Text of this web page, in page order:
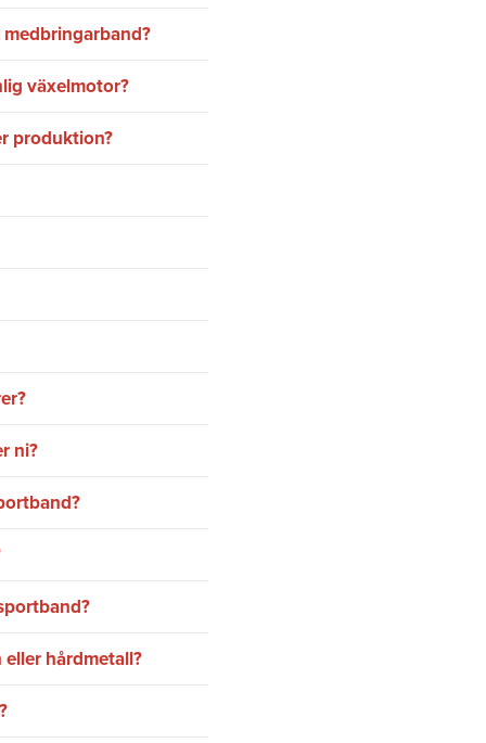
växelmotor?
produktion?
ni?
hårdmetall?